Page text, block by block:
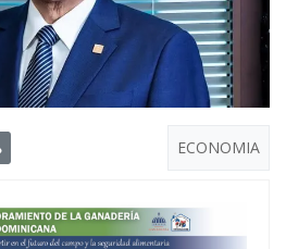
ECONOMIA